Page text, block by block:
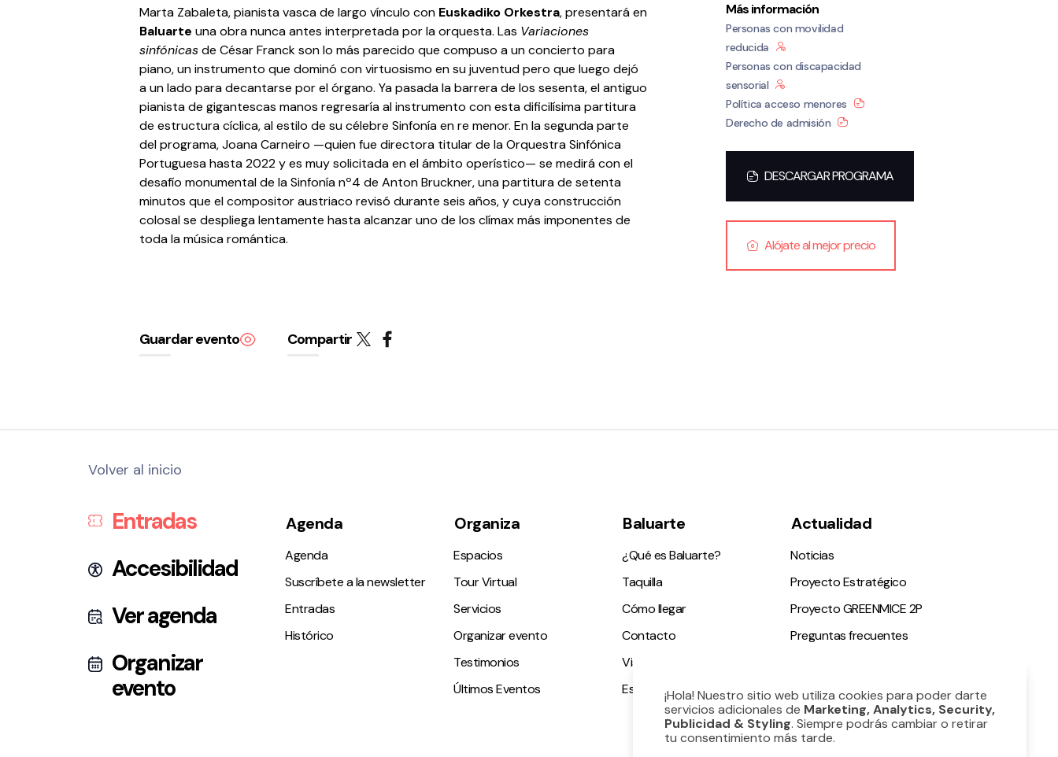
Marta Zabaleta, pianista vasca de largo vínculo con Euskadiko Orkestra, presentará en
Baluarteuna obra nunca antes interpretada por la orquesta. Las Variaciones
sinfónicasde César Franck son lo más parecido que compuso a un concierto para
piano, un instrumento que dominó con virtuosismo en su juventud pero que luego dejó
a un lado para decantarse por el órgano. Ya pasada la barrera de los sesenta, el antiguo
pianista de gigantescas manos regresaría al instrumento con esta dificilísima partitura
de estructura cíclica, al estilo de su célebre Sinfonía en re menor. En la segunda parte
del programa, Joana Carneiro —quien fue directora titular de la Orquestra Sinfónica
Portuguesa hasta 2022 y es muy solicitada en el ámbito operístico— se medirá con el
desafío monumental de la Sinfonía nº4 de Anton Bruckner, una partitura de setenta
minutos que el compositor austriaco revisó durante seis años, y cuya construcción
colosal se despliega lentamente hasta alcanzar uno de los clímax más imponentes de
toda la música romántica.
Guardar evento Compartir
Más información
Personas con movilidad
reducida
Personas con discapacidad
sensorial
Política acceso menores
Derecho de admisión
DESCARGAR PROGRAMA
Alójate al mejor precio
Volver al inicio
Entradas
Accesibilidad
Ver agenda
Organizar
evento
Agenda
Agenda
Suscríbete a la newsletter
Entradas
Histórico
Organiza
Espacios
Tour Virtual
Servicios
Organizar evento
Testimonios
Últimos Eventos
Baluarte
¿Qué es Baluarte?
Taquilla
Cómo llegar
Contacto
Visitas guiadas
Espacio accesible
Actualidad
Noticias
Proyecto Estratégico
Proyecto GREENMICE 2P
Preguntas frecuentes
¡Hola! Nuestro sitio web utiliza cookies para poder darte
servicios adicionales de Marketing, Analytics, Security,
Publicidad & Styling. Siempre podrás cambiar o retirar
tu consentimiento más tarde.